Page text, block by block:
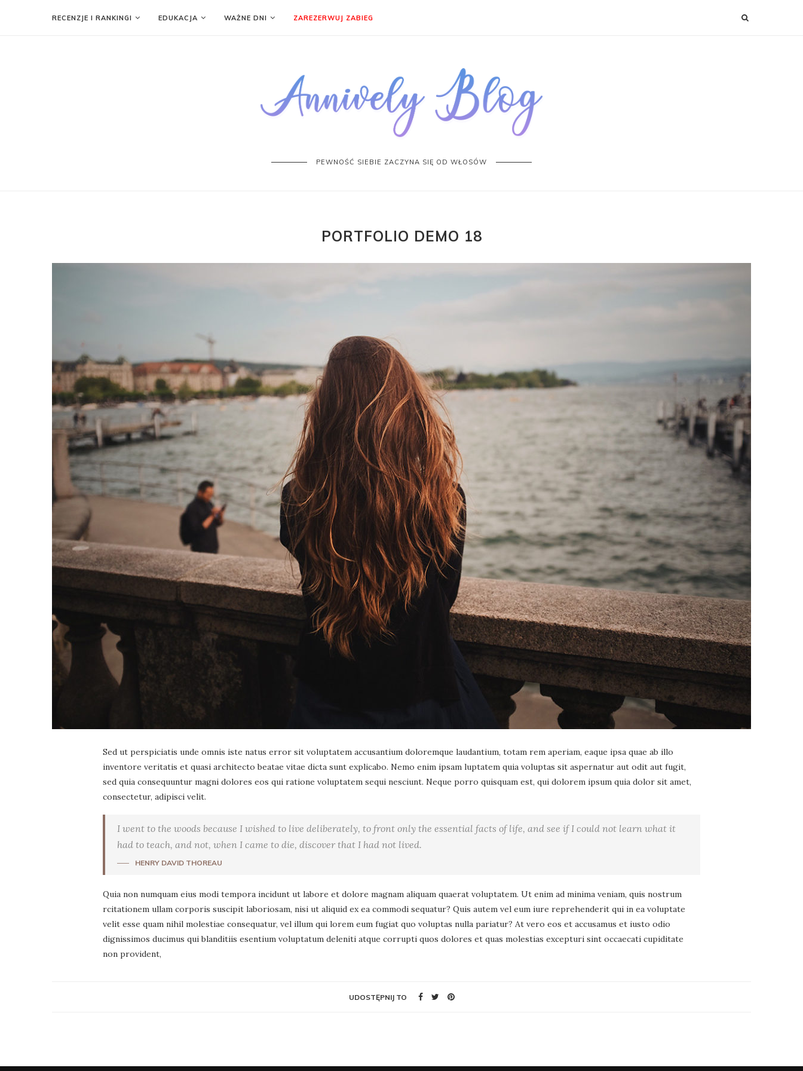
RECENZJE I RANKINGI EDUKACJA WAŻNE DNI ZAREZERWUJ ZABIEG
PEWNOŚĆ SIEBIE ZACZYNA SIĘ OD WŁOSÓW
PORTFOLIO DEMO 18
Sed ut perspiciatis unde omnis iste natus error sit voluptatem accusantium doloremque laudantium, totam rem aperiam, eaque ipsa quae ab illo
inventore veritatis et quasi architecto beatae vitae dicta sunt explicabo. Nemo enim ipsam luptatem quia voluptas sit aspernatur aut odit aut fugit,
sed quia consequuntur magni dolores eos qui ratione voluptatem sequi nesciunt. Neque porro quisquam est, qui dolorem ipsum quia dolor sit amet,
consectetur, adipisci velit.
I went to the woods because I wished to live deliberately, to front only the essential facts of life, and see if I could not learn what it
had to teach, and not, when I came to die, discover that I had not lived.
HENRY DAVID THOREAU
Quia non numquam eius modi tempora incidunt ut labore et dolore magnam aliquam quaerat voluptatem. Ut enim ad minima veniam, quis nostrum
rcitationem ullam corporis suscipit laboriosam, nisi ut aliquid ex ea commodi sequatur? Quis autem vel eum iure reprehenderit qui in ea voluptate
velit esse quam nihil molestiae consequatur, vel illum qui lorem eum fugiat quo voluptas nulla pariatur? At vero eos et accusamus et iusto odio
dignissimos ducimus qui blanditiis esentium voluptatum deleniti atque corrupti quos dolores et quas molestias excepturi sint occaecati cupiditate
non provident,
UDOSTĘPNIJ TO